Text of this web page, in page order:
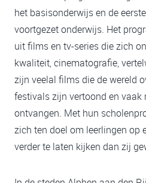
het basisonderwijs en de
voortgezet onderwijs. Het
uit films en tv-series die zich
kwaliteit, cinematografie,
zijn veelal films die de wereld
festivals zijn vertoond en vaak
ontvangen. Met hun
zich ten doel om leerlingen op
verder te laten kijken dan zij